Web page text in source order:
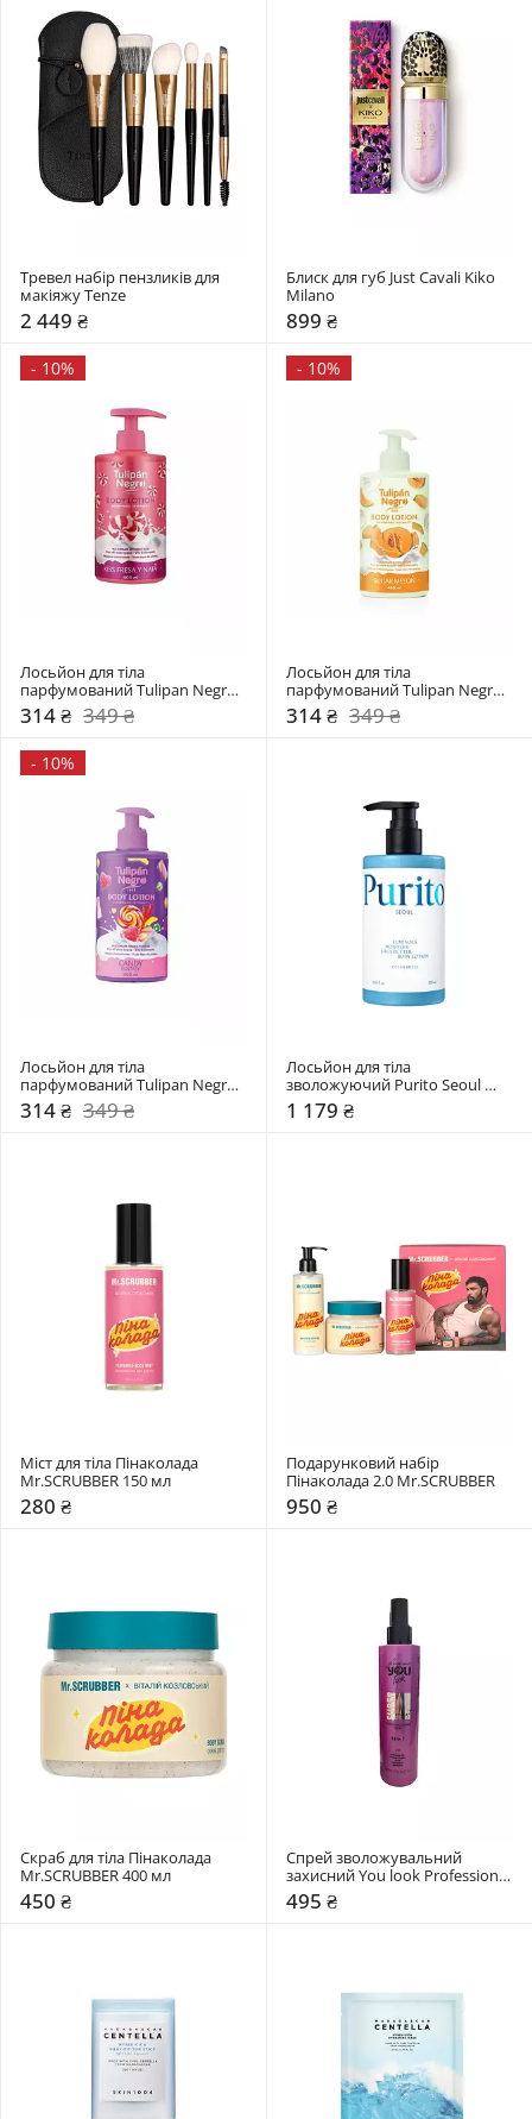
Тревел набір пензликів для
макіяжу Tenze
2 449 ₴
Блиск для губ Just Cavali Kiko
Milano
899 ₴
- 10%
Лосьйон для тіла
парфумований Tulipan Negro
Полуничний крем
314 ₴ 349 ₴
- 10%
Лосьйон для тіла
парфумований Tulipan Negro
Цукрова диня
314 ₴ 349 ₴
- 10%
Лосьйон для тіла
парфумований Tulipan Negro
Солодкі Фантазії
314 ₴ 349 ₴
Лосьйон для тіла
зволожуючий Purito Seoul
Ocean Breeze
1 179 ₴
Міст для тіла Пінаколада
Mr.SCRUBBER 150 мл
280 ₴
Подарунковий набір
Пінаколада 2.0 Mr.SCRUBBER
950 ₴
Скраб для тіла Пінаколада
Mr.SCRUBBER 400 мл
450 ₴
Спрей зволожувальний
захисний You look Professional
Glamour Super Mist 15 in 1
495 ₴